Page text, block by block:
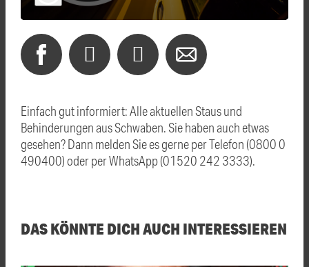
Einfach gut informiert: Alle aktuellen Staus und
Behinderungen aus Schwaben. Sie haben auch etwas
gesehen? Dann melden Sie es gerne per Telefon (0800 0
490400) oder per WhatsApp (01520 242 3333).
DAS KÖNNTE DICH AUCH INTERESSIEREN